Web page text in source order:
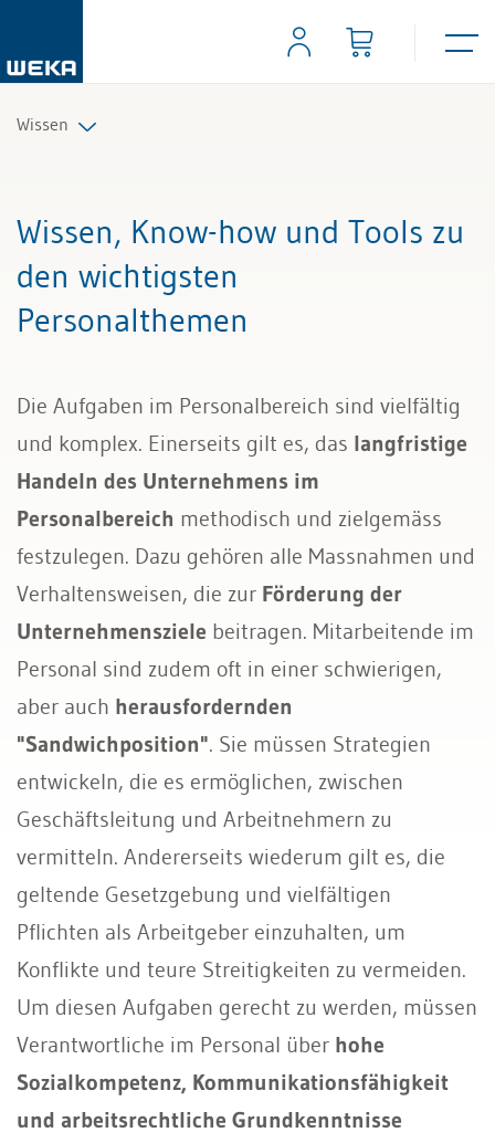
Wissen
Management
Führung & Kompetenzen
Recht
Bau & Immobilien
Wissen, Know-how und Tools zu
den wichtigsten
Personalthemen
Die Aufgaben im Personalbereich sind vielfältig
und komplex. Einerseits gilt es, das langfristige
Handeln des Unternehmens im
Personalbereich methodisch und zielgemäss
festzulegen. Dazu gehören alle Massnahmen und
Verhaltensweisen, die zur Förderung der
Unternehmensziele beitragen. Mitarbeitende im
Personal sind zudem oft in einer schwierigen,
aber auch herausfordernden
"Sandwichposition". Sie müssen Strategien
entwickeln, die es ermöglichen, zwischen
Geschäftsleitung und Arbeitnehmern zu
vermitteln. Andererseits wiederum gilt es, die
geltende Gesetzgebung und vielfältigen
Pflichten als Arbeitgeber einzuhalten, um
Konflikte und teure Streitigkeiten zu vermeiden.
Um diesen Aufgaben gerecht zu werden, müssen
Verantwortliche im Personal über hohe
Sozialkompetenz, Kommunikationsfähigkeit
und arbeitsrechtliche Grundkenntnisse